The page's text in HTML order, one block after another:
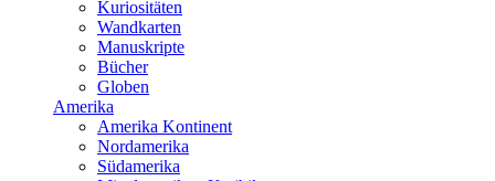
Kuriositäten
Wandkarten
Manuskripte
Bücher
Globen
Amerika
Amerika Kontinent
Nordamerika
Südamerika